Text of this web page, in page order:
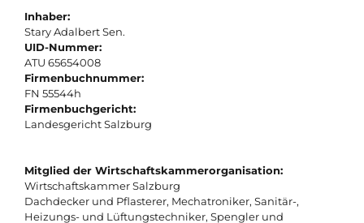
Inhaber:
Stary Adalbert Sen.
UID-Nummer:
ATU 65654008
Firmenbuchnummer:
FN 55544h
Firmenbuchgericht:
Landesgericht Salzburg
Mitglied der Wirtschaftskammerorganisation:
Wirtschaftskammer Salzburg
Dachdecker und Pflasterer, Mechatroniker, Sanitär-,
Heizungs- und Lüftungstechniker, Spengler und